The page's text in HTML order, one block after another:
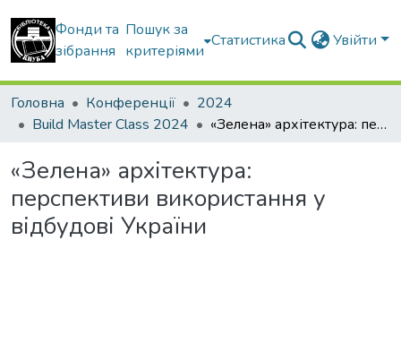
Фонди та
зібрання
Пошук за
критеріями
Статистика Увійти
Головна Конференції
2024
Build Master Class 2024
«Зелена» архітектура: перспективи використання у відбудові України
«Зелена» архітектура:
перспективи використання у
відбудові України